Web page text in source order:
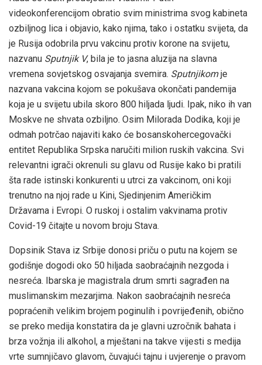
videokonferencijom obratio svim ministrima svog kabineta
ozbiljnog lica i objavio, kako njima, tako i ostatku svijeta, da
je Rusija odobrila prvu vakcinu protiv korone na svijetu,
nazvanu Sputnjik V, bila je to jasna aluzija na slavna
vremena sovjetskog osvajanja svemira. Sputnjikomje
nazvana vakcina kojom se pokušava okončati pandemija
koja je u svijetu ubila skoro 800 hiljada ljudi. Ipak, niko ih van
Moskve ne shvata ozbiljno. Osim Milorada Dodika, koji je
odmah potrčao najaviti kako će bosanskohercegovački
entitet Republika Srpska naručiti milion ruskih vakcina. Svi
relevantni igrači okrenuli su glavu od Rusije kako bi pratili
šta rade istinski konkurenti u utrci za vakcinom, oni koji
trenutno na njoj rade u Kini, Sjedinjenim Američkim
Državama i Evropi. O ruskoj i ostalim vakvinama protiv
Covid-19 čitajte u novom broju Stava.
Dopsinik Stava iz Srbije donosi priču o putu na kojem se
godišnje dogodi oko 50 hiljada saobraćajnih nezgoda i
nesreća. Ibarska je magistrala drum smrti sagrađen na
muslimanskim mezarjima. Nakon saobraćajnih nesreća
popraćenih velikim brojem poginulih i povrijeđenih, obično
se preko medija konstatira da je glavni uzročnik bahata i
brza vožnja ili alkohol, a mještani na takve vijesti s medija
vrte sumnjičavo glavom, čuvajući tajnu i uvjerenje o pravom